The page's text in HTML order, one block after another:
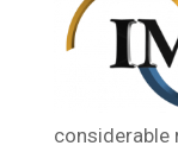
considerable